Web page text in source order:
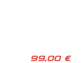
99,00 €